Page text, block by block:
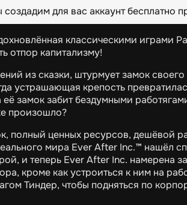
для вас аккаунт бесплатно
классическими играми
отпор капитализму!
из сказки, штурмует замок своего
устрашающая крепость
замок забит бездумными
произошло?
полный ценных ресурсов, дешёвой
мира Ever After Inc.™ нашёл
и теперь Ever After Inc. намерена
кроме как устроиться к ним на
Тиндер, чтобы подняться по